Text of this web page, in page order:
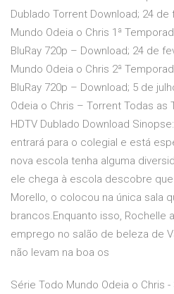
Dublado Torrent Download; 24
Mundo Odeia o Chris 1ª
BluRay 720p – Download; 24 de
Mundo Odeia o Chris 2ª
BluRay 720p – Download; 5 de
Odeia o Chris – Torrent Todas as
HDTV Dublado Download
entrará para o colegial e está
nova escola tenha alguma
ele chega à escola descobre
Morello, o colocou na única sala
brancos.Enquanto isso, Rochelle
emprego no salão de beleza de
não levam na boa os
Série Todo Mundo Odeia o Chris -